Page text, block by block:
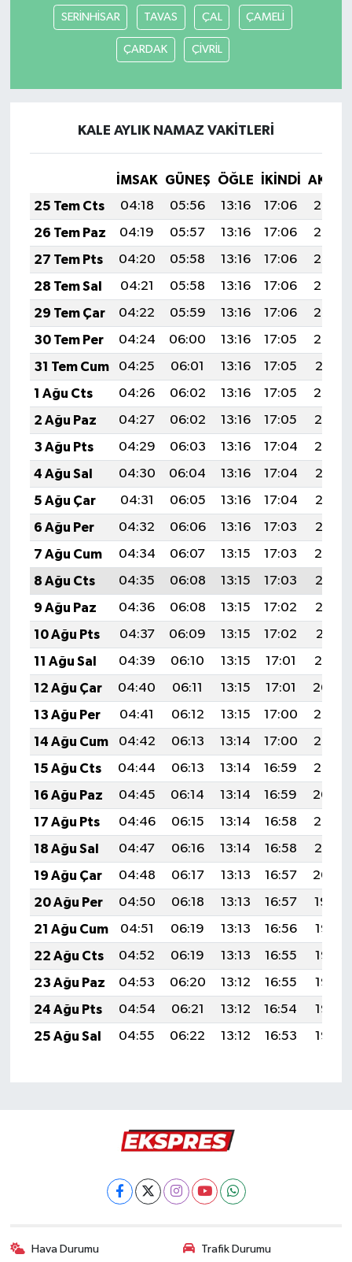
SERİNHİSAR TAVAS ÇAL ÇAMELİ
ÇARDAK ÇİVRİL
KALE AYLIK NAMAZ VAKITLERI
İMSAK GÜNEŞ ÖĞLE İKINDI
25 Tem Cts
04:18 05:56 13:16 17:06
20:26
26 Tem Paz
04:19 05:57 13:16 17:06
20:26
27 Tem Pts
04:20 05:58 13:16 17:06
20:25
28 Tem Sal
04:21 05:58 13:16 17:06
20:24
29 Tem Çar
04:22 05:59 13:16 17:06
20:23
30 Tem Per
04:24 06:00 13:16 17:05
20:22
31 Tem Cum
04:25 06:01 13:16 17:05
20:21
1 Ağu Cts
04:26 06:02 13:16 17:05
20:20
2 Ağu Paz
04:27 06:02 13:16 17:05
20:19
3 Ağu Pts
04:29 06:03 13:16 17:04
20:19
4 Ağu Sal
04:30 06:04 13:16 17:04
20:17
5 Ağu Çar
04:31 06:05 13:16 17:04
20:16
6 Ağu Per
04:32 06:06 13:16 17:03
20:15
7 Ağu Cum
04:34 06:07 13:15 17:03
20:14
8 Ağu Cts
04:35 06:08 13:15 17:03
20:13
9 Ağu Paz
04:36 06:08 13:15 17:02
20:12
10 Ağu Pts
04:37 06:09 13:15 17:02
20:11
11 Ağu Sal
04:39 06:10 13:15 17:01
20:10
12 Ağu Çar
04:40 06:11 13:15 17:01
20:09
13 Ağu Per
04:41 06:12 13:15 17:00
20:07
14 Ağu Cum
04:42 06:13 13:14 17:00
20:06
15 Ağu Cts
04:44 06:13 13:14 16:59
20:05
16 Ağu Paz
04:45 06:14 13:14 16:59
20:04
17 Ağu Pts
04:46 06:15 13:14 16:58
20:03
18 Ağu Sal
04:47 06:16 13:14 16:58
20:01
19 Ağu Çar
04:48 06:17 13:13 16:57
20:00
20 Ağu Per
04:50 06:18 13:13 16:57
19:59
21 Ağu Cum
04:51 06:19 13:13 16:56
19:57
22 Ağu Cts
04:52 06:19 13:13 16:55
19:56
23 Ağu Paz
04:53 06:20 13:12 16:55
19:55
24 Ağu Pts
04:54 06:21 13:12 16:54
19:53
25 Ağu Sal
04:55 06:22 13:12 16:53 19:52
Hava Durumu Trafik Durumu
Kütahya
Otomobil
Pazarlar
Resmi İlan
Rüya Tabirleri
Sağlık
Şaphane
Simav
Siyaset
Spor
Tavşanlı
Teknoloji
Türkiye
Video Galeri
Yaşam
Yemek Tarifleri